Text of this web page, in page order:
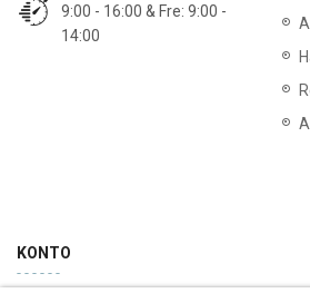
9:00 - 16:00 & Fre: 9:00 -
14:00
KONTO